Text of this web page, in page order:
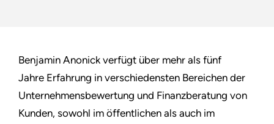
Benjamin Anonick verfügt über mehr als fünf
Jahre Erfahrung in verschiedensten Bereichen der
Unternehmensbewertung und Finanzberatung von
Kunden, sowohl im öffentlichen als auch im